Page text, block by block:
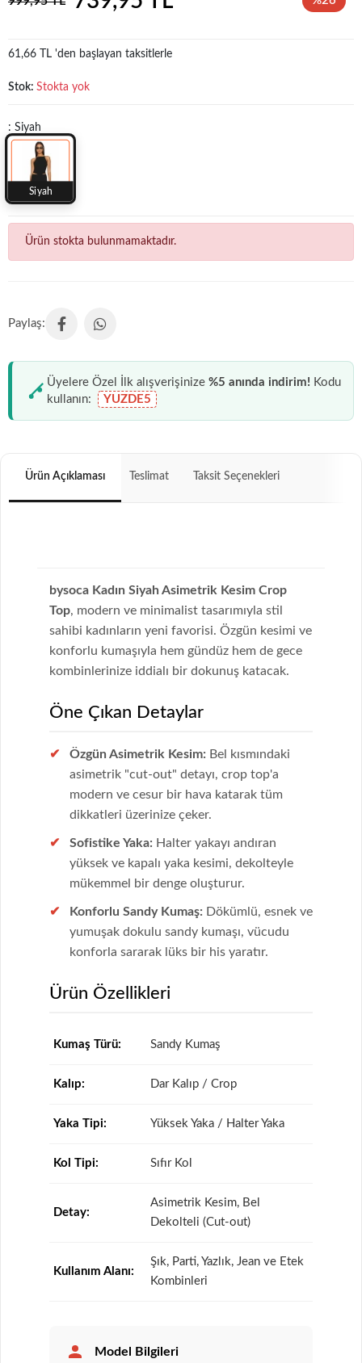
61,66 TL 'den başlayan taksitlerle
Stok: Stokta yok
: Siyah
Siyah
Ürün stokta bulunmamaktadır.
Üyelere Özel İlk alışverişinize %5 anında indirim! Kodu
kullanın:
YUZDE5
Ürün Açıklaması Teslimat Taksit Seçenekleri
bysoca Kadın Siyah Asimetrik Kesim Crop
Top, modern ve minimalist tasarımıyla stil
sahibi kadınların yeni favorisi. Özgün kesimi ve
konforlu kumaşıyla hem gündüz hem de gece
kombinlerinize iddialı bir dokunuş katacak.
Öne Çıkan Detaylar
Özgün Asimetrik Kesim: Bel kısmındaki
asimetrik "cut-out" detayı, crop top'a
modern ve cesur bir hava katarak tüm
dikkatleri üzerinize çeker.
Sofistike Yaka: Halter yakayı andıran
yüksek ve kapalı yaka kesimi, dekolteyle
mükemmel bir denge oluşturur.
Konforlu Sandy Kumaş: Dökümlü, esnek ve
yumuşak dokulu sandy kumaşı, vücudu
konforla sararak lüks bir his yaratır.
Ürün Özellikleri
Kumaş Türü: Sandy Kumaş
Kalıp: Dar Kalıp / Crop
Yaka Tipi: Yüksek Yaka / Halter Yaka
Kol Tipi: Sıfır Kol
Detay:
Asimetrik Kesim, Bel
Dekolteli (Cut-out)
Kullanım Alanı:
Şık, Parti, Yazlık, Jean ve Etek
Kombinleri
Model Bilgileri